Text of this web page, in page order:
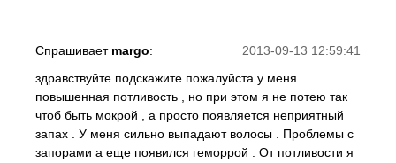
2013-09-13 12:59:41
Спрашивает margo:
здравствуйте подскажите пожалуйста у меня
повышенная потливость , но при этом я не потею так
чтоб быть мокрой , а просто появляется неприятный
запах . У меня сильно выпадают волосы . Проблемы с
запорами а еще появился геморрой . От потливости я